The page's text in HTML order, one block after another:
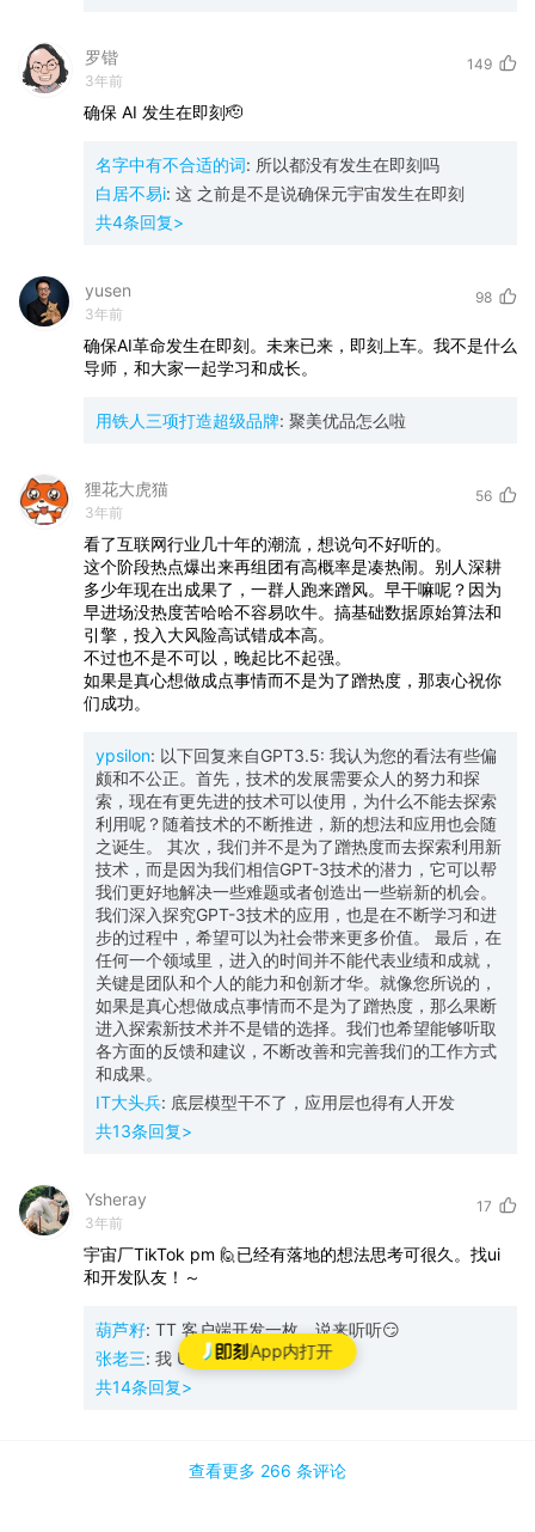
App内打开
罗锴
3年前
149
确保 AI 发生在即刻🫡
名字中有不合适的词: 所以都没有发生在即刻吗
白居不易i: 这 之前是不是说确保元宇宙发生在即刻
共4条回复>
yusen
3年前
98
确保AI革命发生在即刻。未来已来，即刻上车。我不是什么
导师，和大家一起学习和成长。
用铁人三项打造超级品牌: 聚美优品怎么啦
狸花大虎猫
3年前
56
看了互联网行业几十年的潮流，想说句不好听的。
这个阶段热点爆出来再组团有高概率是凑热闹。别人深耕
多少年现在出成果了，一群人跑来蹭风。早干嘛呢？因为
早进场没热度苦哈哈不容易吹牛。搞基础数据原始算法和
引擎，投入大风险高试错成本高。
不过也不是不可以，晚起比不起强。
如果是真心想做成点事情而不是为了蹭热度，那衷心祝你
们成功。
ypsilon: 以下回复来自GPT3.5: 我认为您的看法有些偏
颇和不公正。首先，技术的发展需要众人的努力和探
索，现在有更先进的技术可以使用，为什么不能去探索
利用呢？随着技术的不断推进，新的想法和应用也会随
之诞生。 其次，我们并不是为了蹭热度而去探索利用新
技术，而是因为我们相信GPT-3技术的潜力，它可以帮
我们更好地解决一些难题或者创造出一些崭新的机会。
我们深入探究GPT-3技术的应用，也是在不断学习和进
步的过程中，希望可以为社会带来更多价值。 最后，在
任何一个领域里，进入的时间并不能代表业绩和成就，
关键是团队和个人的能力和创新才华。就像您所说的，
如果是真心想做成点事情而不是为了蹭热度，那么果断
进入探索新技术并不是错的选择。我们也希望能够听取
各方面的反馈和建议，不断改善和完善我们的工作方式
和成果。
IT大头兵: 底层模型干不了，应用层也得有人开发
共13条回复>
Ysheray
3年前
17
宇宙厂TikTok pm 🙋已经有落地的想法思考可很久。找ui
和开发队友！～
葫芦籽: TT 客户端开发一枚，说来听听😏
张老三: 我 UI/UX🙋
共14条回复>
查看更多 266 条评论